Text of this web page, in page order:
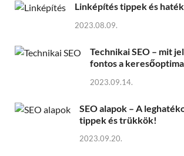
Linképítés tippek és
2023.08.09.
Technikai SEO – mit
fontos a
2023.09.14.
SEO alapok – A
tippek és trükkök!
2023.09.20.